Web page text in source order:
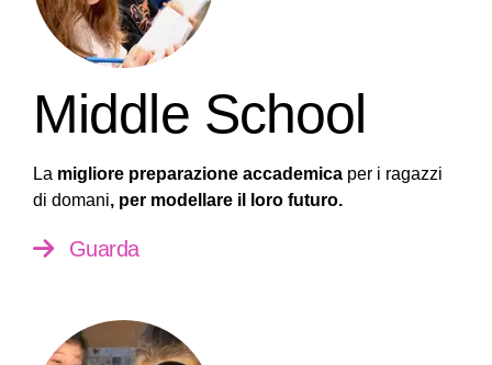
Middle School
La migliore preparazione accademica per i ragazzi
di domani, per modellare il loro futuro.
Guarda